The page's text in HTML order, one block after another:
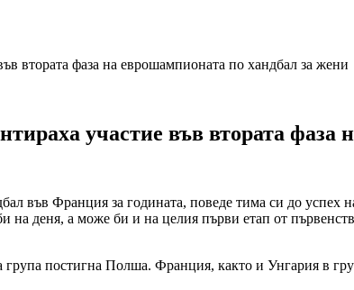
втората фаза на eврошампионата по хандбал за жени
участие във втората фаза
във Франция за годината, поведе тима си до успех
на деня, а може би и на целия първи етап от
постигна Полша. Франция, както и Унгария в